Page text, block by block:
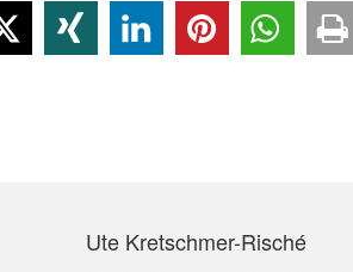
Ute Kretschmer-Risché